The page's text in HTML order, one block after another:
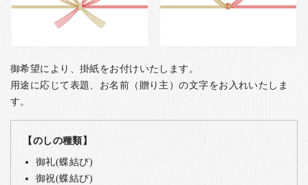
御希望により、掛紙をお付けいたします。
用途に応じて表題、お名前（贈り主）の文字をお入れいたしま
す。
【のしの種類】
御礼(蝶結び)
御祝(蝶結び)